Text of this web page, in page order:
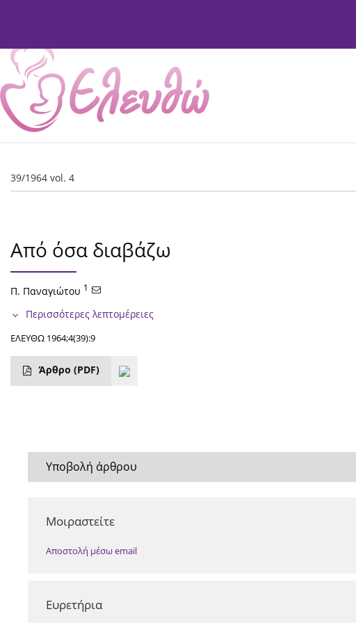
39/1964 vol. 4
Από όσα διαβάζω
Π. Παναγιώτου 1
Περισσότερες λεπτομέρειες
ΕΛΕΥΘΩ 1964;4(39):9
Άρθρο (PDF)
Υποβολή άρθρου
Μοιραστείτε
Αποστολή μέσω email
Ευρετήρια